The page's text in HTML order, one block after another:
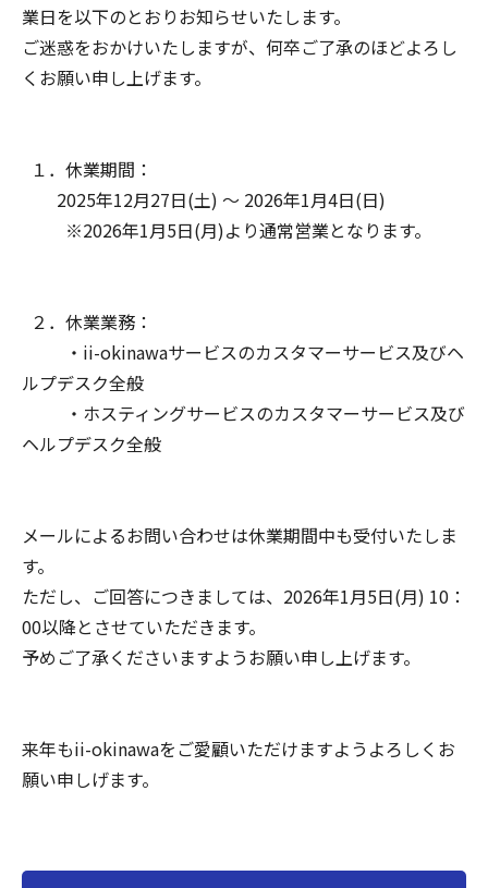
業日を以下のとおりお知らせいたします。
ご迷惑をおかけいたしますが、何卒ご了承のほどよろし
くお願い申し上げます。
１．休業期間：
2025年12月27日(土) ～ 2026年1月4日(日)
※2026年1月5日(月)より通常営業となります。
２．休業業務：
・ii-okinawaサービスのカスタマーサービス及びヘ
ルプデスク全般
・ホスティングサービスのカスタマーサービス及び
ヘルプデスク全般
メールによるお問い合わせは休業期間中も受付いたしま
す。
ただし、ご回答につきましては、2026年1月5日(月) 10：
00以降とさせていただきます。
予めご了承くださいますようお願い申し上げます。
来年もii-okinawaをご愛顧いただけますようよろしくお
願い申しげます。